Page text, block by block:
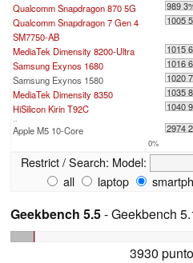
Qualcomm Snapdragon 870 5G
989
Qualcomm Snapdragon 7 Gen 4
SM7750-AB
1005
MediaTek Dimensity 8200-Ultra
1015
Samsung Exynos 1680
1016
Samsung Exynos 1580
1020
MediaTek Dimensity 8350
1035
HiSilicon Kirin T92C
1040
...
Apple M5 10-Core 2974
0%
Restrict / Search: Model:
all
laptop
Geekbench 5.5- Geekbench
3930